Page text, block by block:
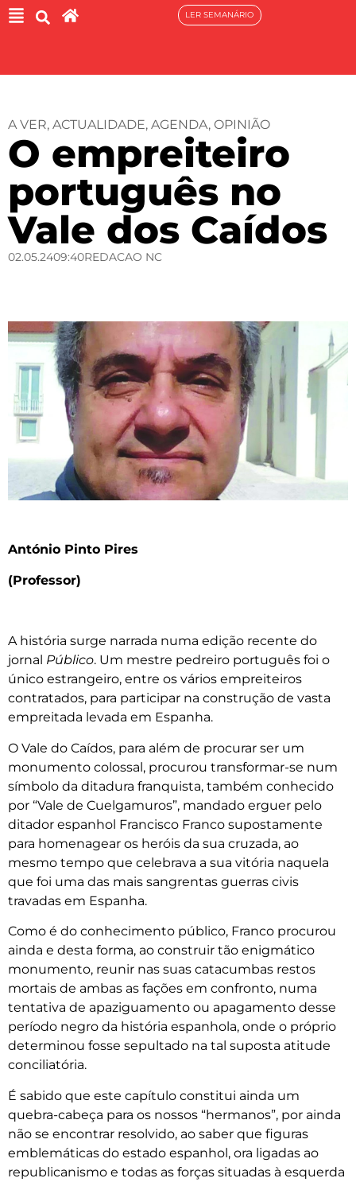
LER SEMANÁRIO
A VER, ACTUALIDADE, AGENDA, OPINIÃO
O empreiteiro
português no
Vale dos Caídos
02.05.2409:40REDACAO NC
António Pinto Pires
(Professor)
A história surge narrada numa edição recente do
jornal Público. Um mestre pedreiro português foi o
único estrangeiro, entre os vários empreiteiros
contratados, para participar na construção de vasta
empreitada levada em Espanha.
O Vale do Caídos, para além de procurar ser um
monumento colossal, procurou transformar-se num
símbolo da ditadura franquista, também conhecido
por “Vale de Cuelgamuros”, mandado erguer pelo
ditador espanhol Francisco Franco supostamente
para homenagear os heróis da sua cruzada, ao
mesmo tempo que celebrava a sua vitória naquela
que foi uma das mais sangrentas guerras civis
travadas em Espanha.
Como é do conhecimento público, Franco procurou
ainda e desta forma, ao construir tão enigmático
monumento, reunir nas suas catacumbas restos
mortais de ambas as fações em confronto, numa
tentativa de apaziguamento ou apagamento desse
período negro da história espanhola, onde o próprio
determinou fosse sepultado na tal suposta atitude
conciliatória.
É sabido que este capítulo constitui ainda um
quebra-cabeça para os nossos “hermanos”, por ainda
não se encontrar resolvido, ao saber que figuras
emblemáticas do estado espanhol, ora ligadas ao
republicanismo e todas as forças situadas à esquerda